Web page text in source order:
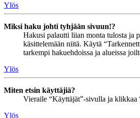
Ylös
Miksi haku johti tyhjään sivuun!?
Hakusi palautti liian monta tulosta ja
käsittelemään niitä. Käytä
tarkempi hakuehdoissa ja alueissa
Ylös
Miten etsin käyttäjiä?
Vieraile “Käyttäjät”-sivulla ja klikkaa
Ylös